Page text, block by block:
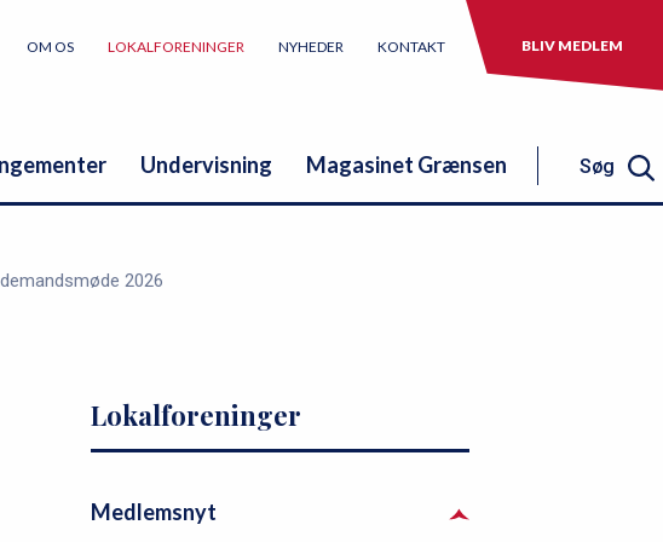
OM OS LOKALFORENINGER NYHEDER KONTAKT BLIV MEDLEM
Undervisning Magasinet Grænsen Søg
2026
P
r
m
s
e
v
Lokalforeninger
Medlemsnyt